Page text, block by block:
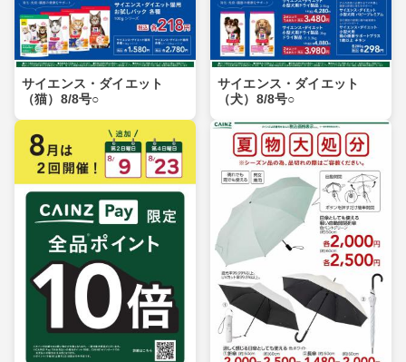
サイエンス・ダイエット
（猫）8/8号○
サイエンス・ダイエット
（犬）8/8号○